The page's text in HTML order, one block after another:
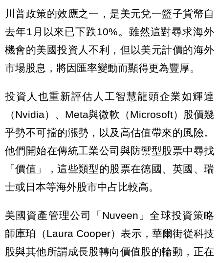
川普政策的效應之一，是美元兌一籃子貨幣自
去年1月以來已下跌10%。雖然這對尋求海外
機會的美國投資人不利，但以美元計價的海外
市場股息，將因匯率變動而顯得更為豐厚。
投資人也重新評估人工智慧龍頭企業如輝達
（Nvidia）、Meta與微軟（Microsoft）股價幾
乎勢不可擋的漲勢，以及高估值帶來的風險。
他們開始在傳統工業公司與防禦型股票中尋找
「價值」，這些類型的股票在德國、英國、瑞
士或日本等海外股市中占比較高。
美國資產管理公司「Nuveen」全球投資策略
師庫珀（Laura Cooper）表示，華爾街從科技
股與其他所謂成長股轉向價值股的輪動，正在